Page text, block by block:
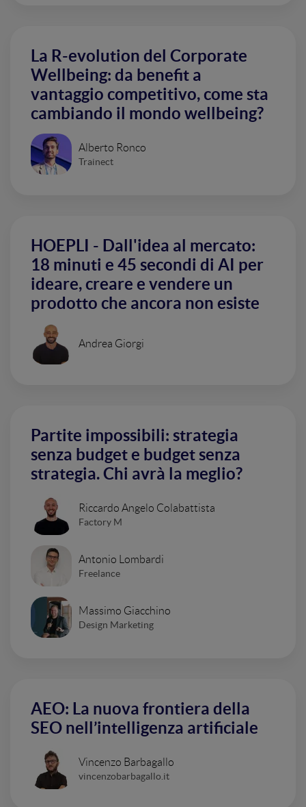
La R-evolution del Corporate
Wellbeing: da benefit a
vantaggio competitivo, come sta
cambiando il mondo wellbeing?
Alberto Ronco
Trainect
HOEPLI - Dall'idea al mercato:
18 minuti e 45 secondi di AI per
ideare, creare e vendere un
prodotto che ancora non esiste
Andrea Giorgi
Partite impossibili: strategia
senza budget e budget senza
strategia. Chi avrà la meglio?
Riccardo Angelo Colabattista
Factory M
Antonio Lombardi
Freelance
Massimo Giacchino
Design Marketing
AEO: La nuova frontiera della
SEO nell’intelligenza artificiale
Vincenzo Barbagallo
vincenzobarbagallo.it